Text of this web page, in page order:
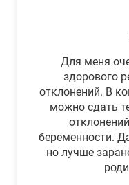
Для меня
здорового
отклонений. В
можно сдать
беременности.
но лучше